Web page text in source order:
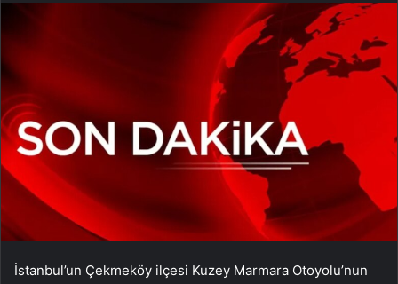
İstanbul’un Çekmeköy ilçesi Kuzey Marmara Otoyolu’nun